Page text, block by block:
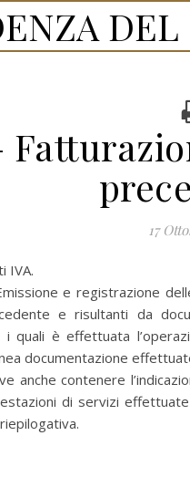
DEL
17
IVA.
e registrazione
e risultanti da
quali è effettuata
documentazione
anche contenere
di servizi